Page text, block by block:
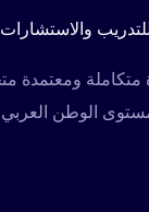
والاستشارات
مستوى الوطن العربي